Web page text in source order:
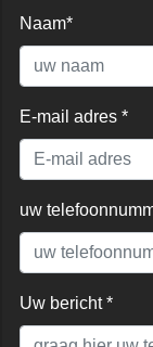
Naam*
E-mail adres *
uw
Uw bericht *